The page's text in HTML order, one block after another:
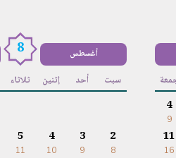
4
9
11
16
أغسطس 8
سبت أحد إثنين ثلاثاء
2
8
3
9
4
10
5
11